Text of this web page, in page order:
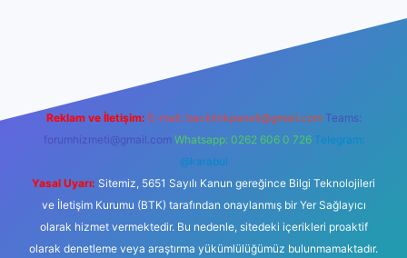
Reklam ve İletişim: E-mail: backlinkpaneli@gmail.com Teams:
forumhizmeti@gmail.com Whatsapp: 0262 606 0 726 Telegram:
@karabul
Yasal Uyarı: Sitemiz, 5651 Sayılı Kanun gereğince Bilgi Teknolojileri
ve İletişim Kurumu (BTK) tarafından onaylanmış bir Yer Sağlayıcı
olarak hizmet vermektedir. Bu nedenle, sitedeki içerikleri proaktif
olarak denetleme veya araştırma yükümlülüğümüz bulunmamaktadır.